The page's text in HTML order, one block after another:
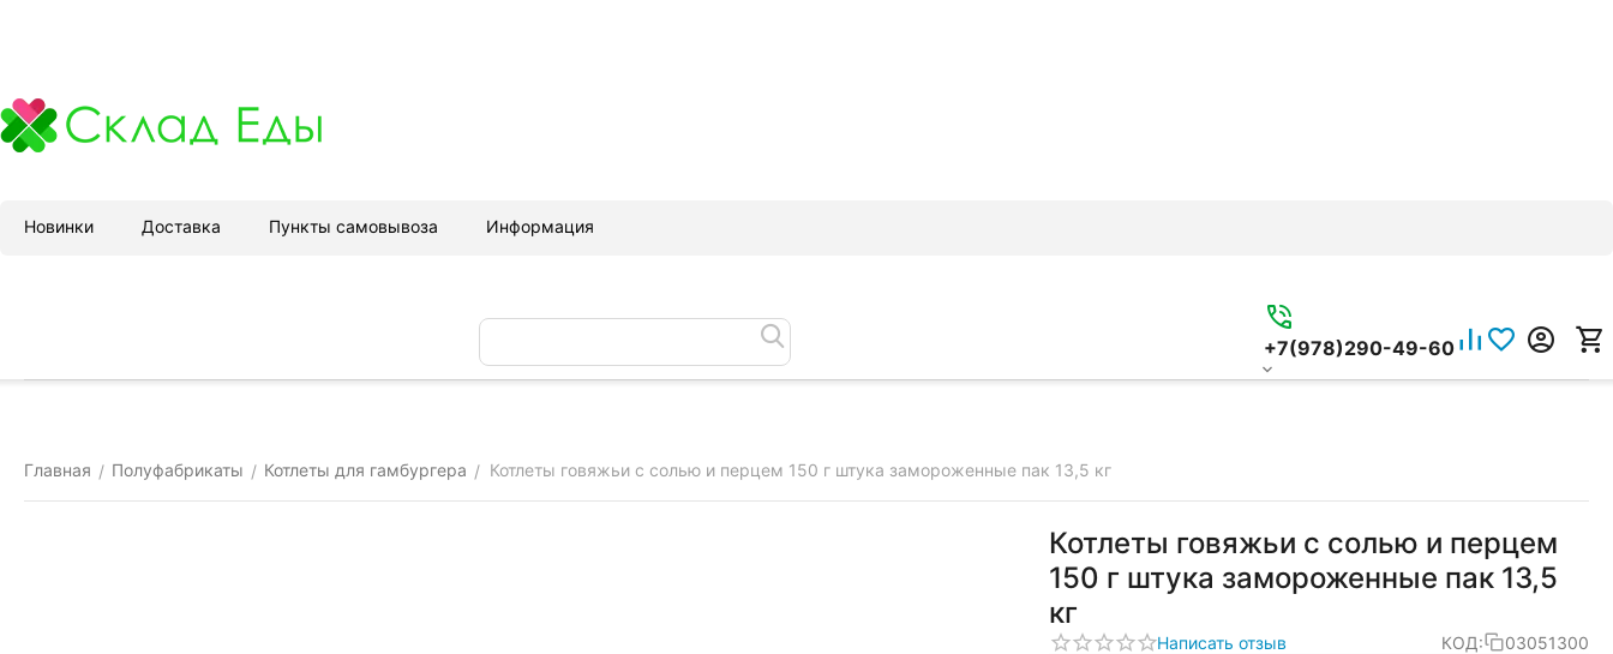
Новинки Доставка Пункты самовывоза Информация
+7(978)290-49-60
Главная / Полуфабрикаты / Котлеты для гамбургера / Котлеты говяжьи с солью и перцем 150 г штука замороженные пак 13,5 кг
Котлеты говяжьи с солью и перцем
150 г штука замороженные пак 13,5
кг
Написать отзыв КОД: 03051300